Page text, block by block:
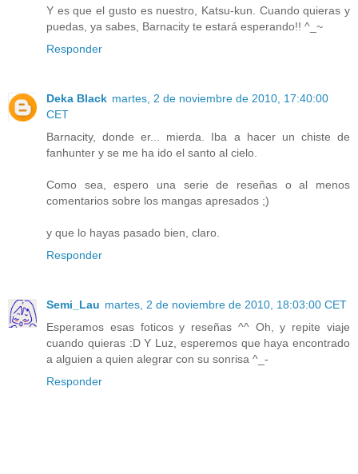
Y es que el gusto es nuestro, Katsu-kun. Cuando quieras y
puedas, ya sabes, Barnacity te estará esperando!! ^_~
Responder
Deka Black martes, 2 de noviembre de 2010, 17:40:00
CET
Barnacity, donde er... mierda. Iba a hacer un chiste de
fanhunter y se me ha ido el santo al cielo.
Como sea, espero una serie de reseñas o al menos
comentarios sobre los mangas apresados ;)
y que lo hayas pasado bien, claro.
Responder
Semi_Lau martes, 2 de noviembre de 2010, 18:03:00 CET
Esperamos esas foticos y reseñas ^^ Oh, y repite viaje
cuando quieras :D Y Luz, esperemos que haya encontrado
a alguien a quien alegrar con su sonrisa ^_-
Responder